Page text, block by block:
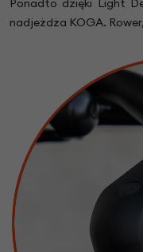
Ponadto dzięki Light
nadjeżdża KOGA.